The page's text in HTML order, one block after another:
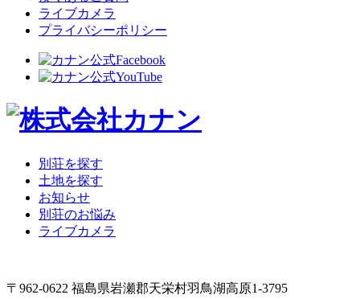
ライブカメラ
プライバシーポリシー
別荘を探す
土地を探す
お知らせ
別荘のお悩み
ライブカメラ
〒962-0622 福島県岩瀬郡天栄村羽鳥湖高原1-3795